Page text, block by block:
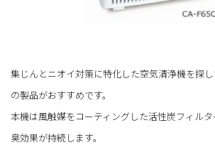
集じんとニオイ対策に特化した空気清浄機を探
の製品がおすすめです。
本機は風触媒をコーティングした活性炭フィル
臭効果が持続します。